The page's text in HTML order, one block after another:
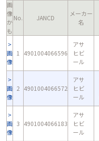
画
像
か
も
No. JANCD
メーカー
名
画
像
1 4901004066596
アサ
ヒビ
ール
画
像
2 4901004066572
アサ
ヒビ
ール
画
像
3 4901004066183
アサ
ヒビ
ール